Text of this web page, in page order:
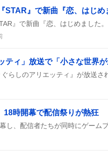
ティ」放送で「小さな世界